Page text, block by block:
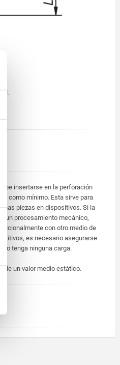
insertarse en la perforación
como mínimo. Esta sirve para
piezas en dispositivos. Si la
un procesamiento mecánico,
con otro medio de
es necesario asegurarse
no tenga ninguna carga.
de un valor medio estático.